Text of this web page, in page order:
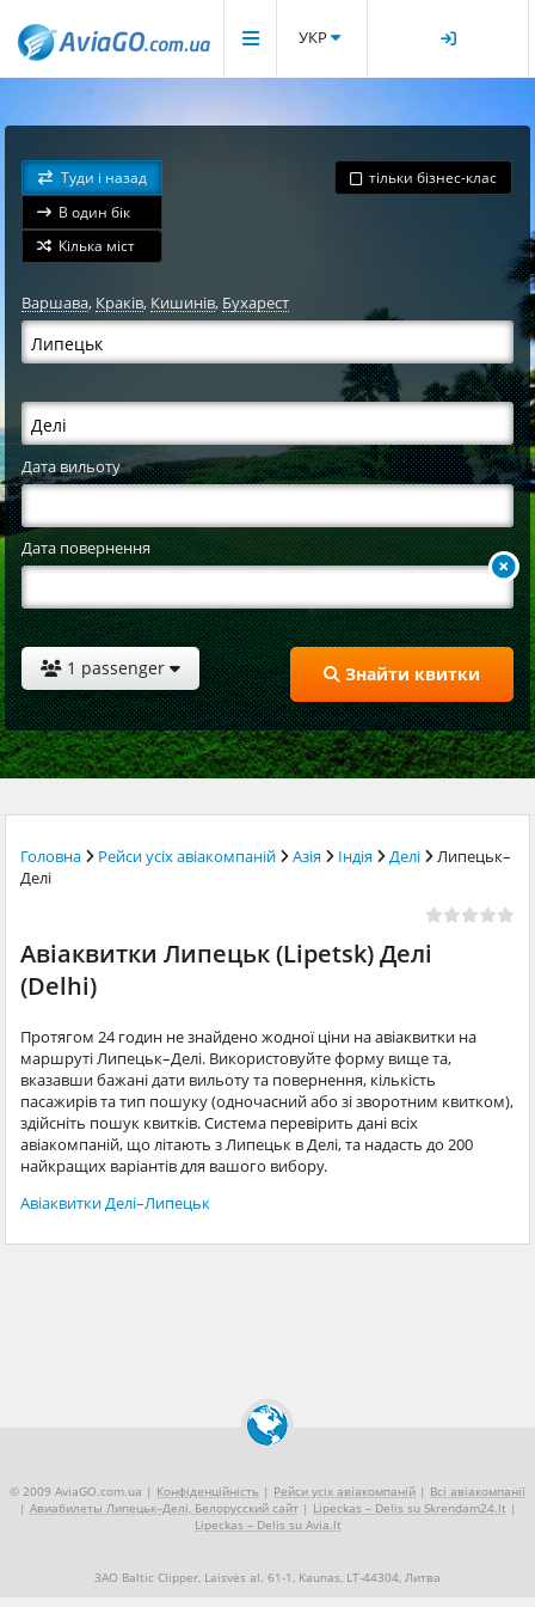
УКР
Туди і назад
В один бік
Кілька міст
тільки бізнес-клас
Варшава, Краків,Кишинів,Бухарест
Дата вильоту
Дата повернення
1 passenger Знайти квитки
Головна Рейси усіх авіакомпаній Азія Індія Делі
Липецьк–
Делі
Авіаквитки Липецьк (Lipetsk) Делі
(Delhi)
Протягом 24 годин не знайдено жодної ціни на авіаквитки на
маршруті Липецьк–Делі. Використовуйте форму вище та,
вказавши бажані дати вильоту та повернення, кількість
пасажирів та тип пошуку (одночасний або зі зворотним квитком),
здійсніть пошук квитків. Система перевірить дані всіх
авіакомпаній, що літають з Липецьк в Делі, та надасть до 200
найкращих варіантів для вашого вибору.
Авіаквитки Делі–Липецьк
© 2009 AviaGO.com.ua | Конфіденційність | Рейси усіх авіакомпаній | Всі авіакомпанії
| Авиабилеты Липецьк–Делі, Белорусский сайт| Lipeckas – Delis su Skrendam24.lt |
Lipeckas – Delis su Avia.lt
ЗАО Baltic Clipper, Laisvės al. 61-1, Kaunas, LT-44304, Литва